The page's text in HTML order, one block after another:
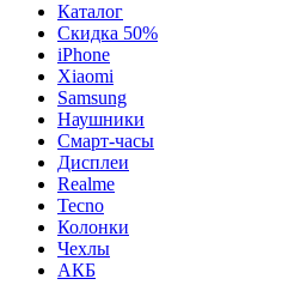
Каталог
Скидка 50%
iPhone
Xiaomi
Samsung
Наушники
Смарт-часы
Дисплеи
Realme
Tecno
Колонки
Чехлы
АКБ